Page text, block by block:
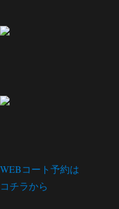
WEBコート予約は
コチラから